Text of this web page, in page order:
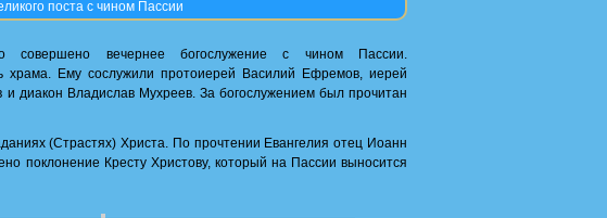
поста с чином Пассии
вечернее богослужение с чином Пассии.
храма. Ему сослужили протоиерей Василий Ефремов, иерей
диакон Владислав Мухреев. За богослужением был прочитан
(Страстях) Христа. По прочтении Евангелия отец Иоанн
поклонение Кресту Христову, который на Пассии выносится